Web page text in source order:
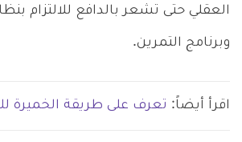
العقلي حتى تشعر بالدافع للالتزام
وبرنامج التمرين.
اقرأ أيضاً: تعرف على طريقة الخميرة